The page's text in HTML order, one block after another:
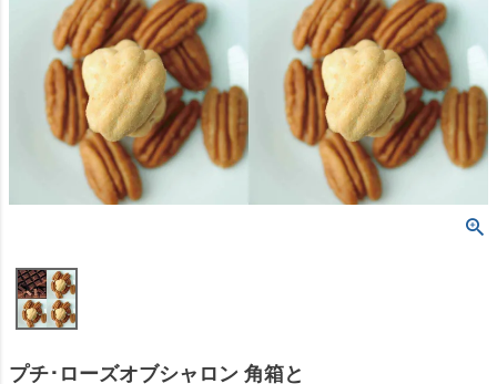
プチ･ローズオブシャロン 角箱と